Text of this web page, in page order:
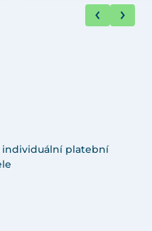
individuální platební